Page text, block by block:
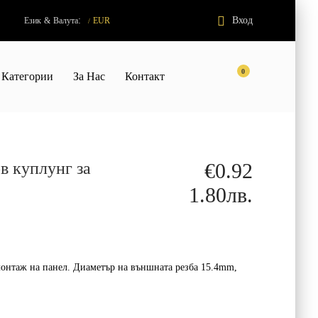
Език & Валута: / EUR Вход
0
Категории За Нас Контакт
куплунг за
€0.92
1.80лв.
на панел. Диаметър на външната резба 15.4mm,